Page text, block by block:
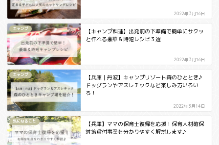
2022年3月16日
キャンプ
【キャンプ料理】出発前の下準備で簡単にサクッ
と作れる豪華＆時短レシピ３選
2022年3月16日
キャンプ
【兵庫｜丹波】キャンプリゾート森のひととき♪
ドッグランやアスレチックなど楽しみ方いろい
ろ！
2022年3月14日
気になること
【兵庫】ママの保育士復帰を応援！保育人材確保
対策貸付事業を分かりやすく解説します♪